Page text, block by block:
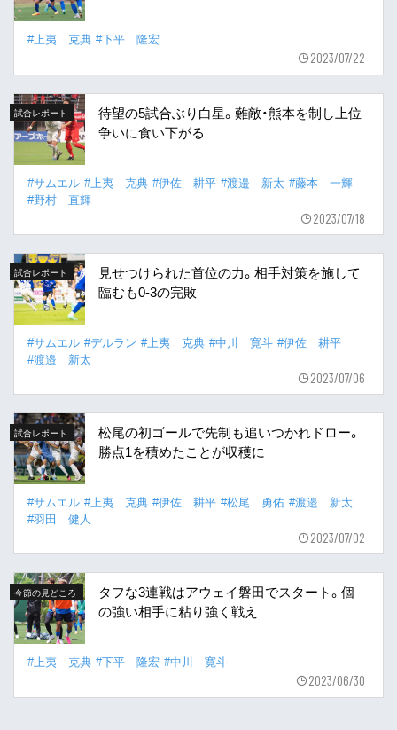
#上夷 克典 #下平 隆宏
2023/07/22
試合レポート
待望の5試合ぶり白星。難敵・熊本を制し上位
争いに食い下がる
#サムエル #上夷 克典 #伊佐 耕平 #渡邉 新太 #藤本 一輝
#野村 直輝
2023/07/18
試合レポート
見せつけられた首位の力。相手対策を施して
臨むも0-3の完敗
#サムエル #デルラン #上夷 克典 #中川 寛斗 #伊佐 耕平
#渡邉 新太
2023/07/06
試合レポート
松尾の初ゴールで先制も追いつかれドロー。
勝点1を積めたことが収穫に
#サムエル #上夷 克典 #伊佐 耕平 #松尾 勇佑 #渡邉 新太
#羽田 健人
2023/07/02
今節の見どころ
タフな3連戦はアウェイ磐田でスタート。個
の強い相手に粘り強く戦え
#上夷 克典 #下平 隆宏 #中川 寛斗
2023/06/30